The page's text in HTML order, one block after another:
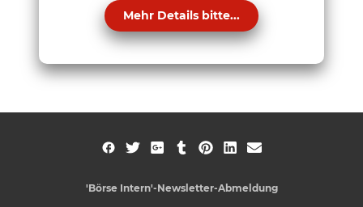
Mehr Details bitte...
'Börse Intern'-Newsletter-Abmeldung